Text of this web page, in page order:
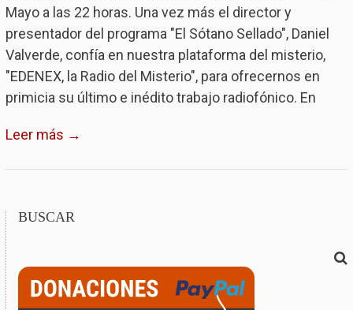
Mayo a las 22 horas. Una vez más el director y
presentador del programa "El Sótano Sellado", Daniel
Valverde, confía en nuestra plataforma del misterio,
"EDENEX, la Radio del Misterio", para ofrecernos en
primicia su último e inédito trabajo radiofónico. En
Leer más →
BUSCAR